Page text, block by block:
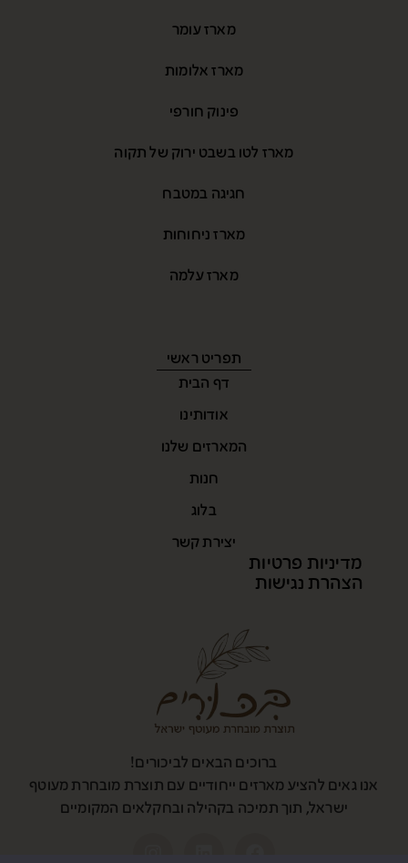
ברוכים הבאים לביכורים!
אנו גאים להציע מארזים ייחודיים עם תוצרת מובחרת מעוטף
ישראל, תוך תמיכה בקהילה ובחקלאים המקומיים
תפריט ראשי
דף הבית
אודותינו
המארזים שלנו
חנות
בלוג
יצירת קשר
מדיניות פרטיות
הצהרת נגישות
מארז עומר
מארז אלומות
פינוק חורפי
מארז לטו בשבט ירוק של תקוה
חגיגה במטבח
מארז ניחוחות
מארז עלמה